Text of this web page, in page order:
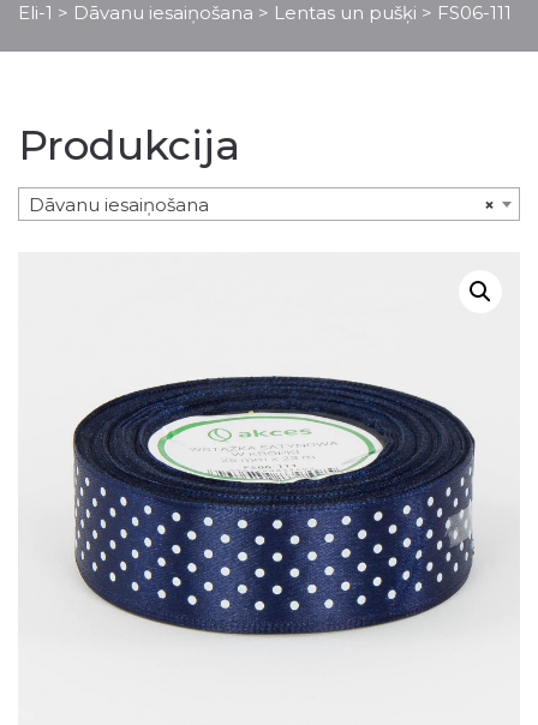
Eli-1 > Dāvanu iesaiņošana > Lentas un pušķi > FS06-111
Produkcija
×
Dāvanu iesaiņošana